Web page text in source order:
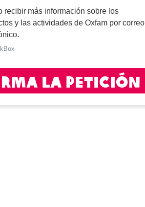
recibir más información sobre los
y las actividades de Oxfam por correo
la petición